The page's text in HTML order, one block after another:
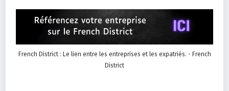
French District : Le lien entre les entreprises et les expatriés. - French
District